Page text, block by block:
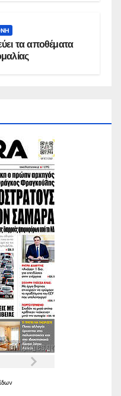
τα αποθέματα